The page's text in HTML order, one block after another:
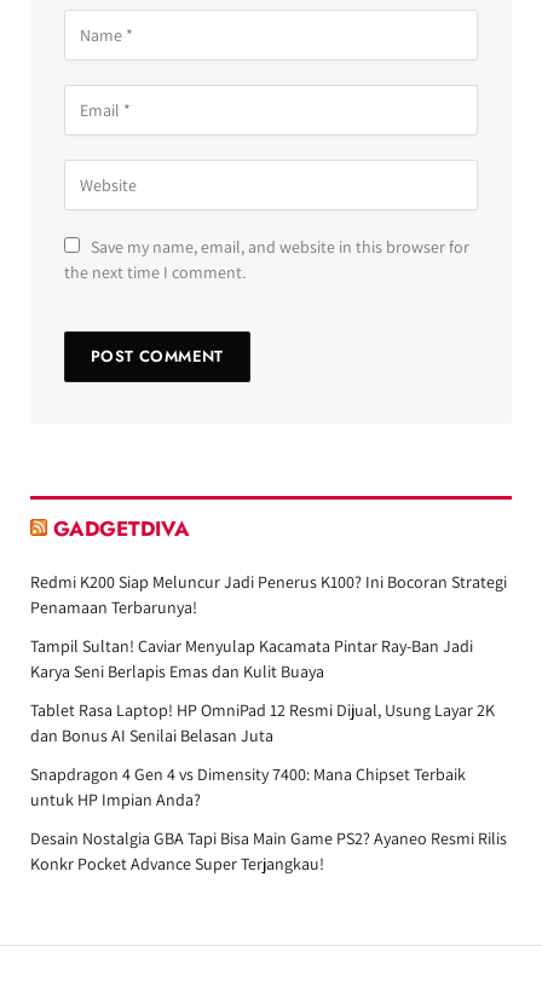
Save my name, email, and website in this browser for
the next time I comment.
GADGETDIVA
Redmi K200 Siap Meluncur Jadi Penerus K100? Ini Bocoran Strategi
Penamaan Terbarunya!
Tampil Sultan! Caviar Menyulap Kacamata Pintar Ray-Ban Jadi
Karya Seni Berlapis Emas dan Kulit Buaya
Tablet Rasa Laptop! HP OmniPad 12 Resmi Dijual, Usung Layar 2K
dan Bonus AI Senilai Belasan Juta
Snapdragon 4 Gen 4 vs Dimensity 7400: Mana Chipset Terbaik
untuk HP Impian Anda?
Desain Nostalgia GBA Tapi Bisa Main Game PS2? Ayaneo Resmi Rilis
Konkr Pocket Advance Super Terjangkau!